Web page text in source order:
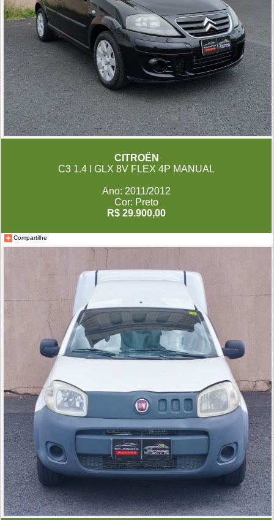
CITROËN
C3 1.4 I GLX 8V FLEX 4P MANUAL
Ano: 2011/2012
Cor: Preto
R$ 29.900,00
Compartilhe